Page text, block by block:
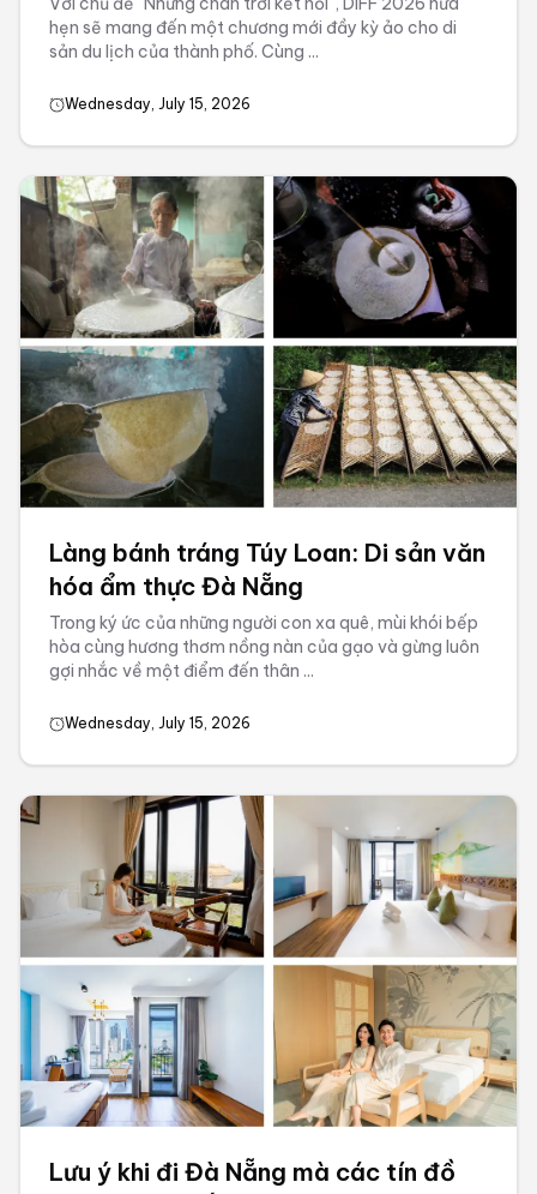
hẹn sẽ mang đến một chương mới đầy kỳ ảo cho di
sản du lịch của thành phố. Cùng ...
Wednesday, July 15, 2026
Làng bánh tráng Túy Loan: Di sản văn
hóa ẩm thực Đà Nẵng
Trong ký ức của những người con xa quê, mùi khói bếp
hòa cùng hương thơm nồng nàn của gạo và gừng luôn
gợi nhắc về một điểm đến thân ...
Wednesday, July 15, 2026
Lưu ý khi đi Đà Nẵng mà các tín đồ